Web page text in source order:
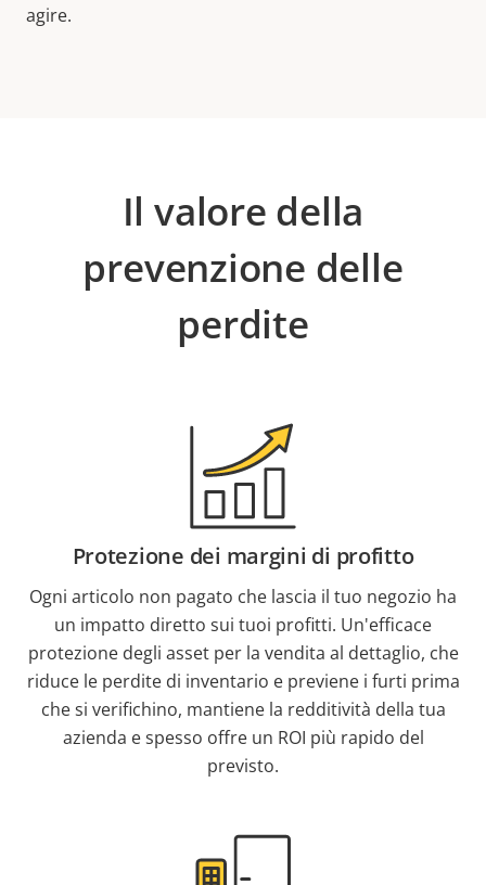
agire.
Il valore della
prevenzione delle
perdite
Protezione dei margini di profitto
Ogni articolo non pagato che lascia il tuo negozio ha
un impatto diretto sui tuoi profitti. Un'efficace
protezione degli asset per la vendita al dettaglio, che
riduce le perdite di inventario e previene i furti prima
che si verifichino, mantiene la redditività della tua
azienda e spesso offre un ROI più rapido del
previsto.